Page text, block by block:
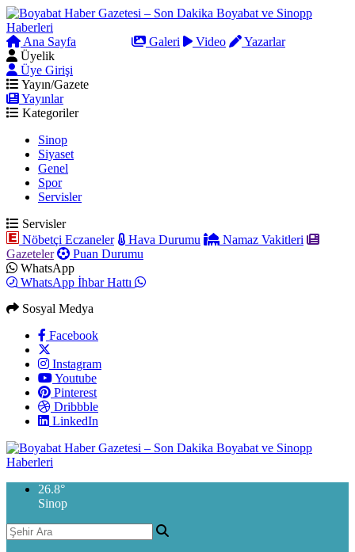
Ana Sayfa Galeri Video
Yazarlar
Üyelik
Üye Girişi
Yayın/Gazete
Yayınlar
Kategoriler
Sinop
Siyaset
Genel
Spor
Servisler
Servisler
Nöbetçi Eczaneler
Hava Durumu
Namaz Vakitleri
Gazeteler
Puan Durumu
WhatsApp
WhatsApp İhbar Hattı
Sosyal Medya
Facebook
Instagram
Youtube
Pinterest
Dribbble
LinkedIn
26.8°
Sinop